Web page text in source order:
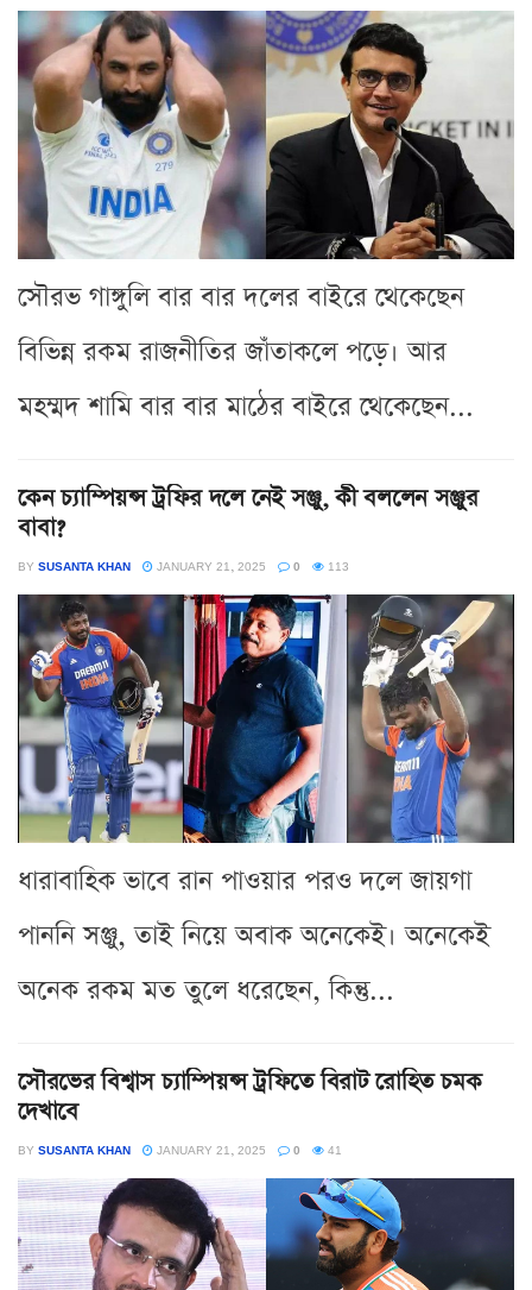
সৌরভ গাঙ্গুলি বার বার দলের বাইরে থেকেছেন
বিভিন্ন রকম রাজনীতির জাঁতাকলে পড়ে। আর
মহম্মদ শামি বার বার মাঠের বাইরে থেকেছেন...
কেন চ্যাম্পিয়ন্স ট্রফির দলে নেই সঞ্জু, কী বললেন সঞ্জুর
বাবা?
BY SUSANTA KHAN JANUARY 21, 2025 0 113
ধারাবাহিক ভাবে রান পাওয়ার পরও দলে জায়গা
পাননি সঞ্জু, তাই নিয়ে অবাক অনেকেই। অনেকেই
অনেক রকম মত তুলে ধরেছেন, কিন্তু...
সৌরভের বিশ্বাস চ্যাম্পিয়ন্স ট্রফিতে বিরাট রোহিত চমক
দেখাবে
BY SUSANTA KHAN JANUARY 21, 2025 0 41